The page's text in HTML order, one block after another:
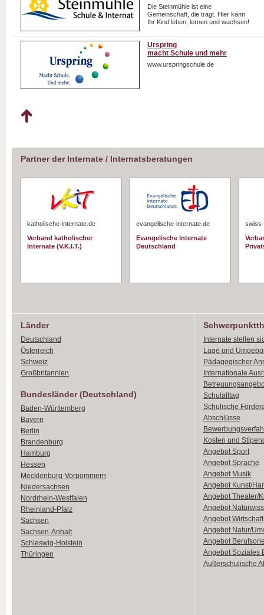
Die Steinmühle ist eine
Gemeinschaft, die trägt. Hier kann
Ihr Kind leben, lernen und wachsen!
Urspring
macht Schule und mehr
www.urspringschule.de
Partner der Internate / Internatsberatungen
katholische-internate.de
Verband katholischer
Internate (V.K.I.T.)
evangelische-internate.de
Evangelische Internate
Deutschland
Länder
Deutschland
Österreich
Schweiz
Großbritannien
Bundesländer (Deutschland)
Baden-Württemberg
Bayern
Berlin
Brandenburg
Hamburg
Hessen
Mecklenburg-Vorpommern
Niedersachsen
Nordrhein-Westfalen
Rheinland-Pfalz
Sachsen
Sachsen-Anhalt
Schleswig-Holstein
Thüringen
Internate stellen
Lage und
Pädagogischer
Internationale
Schulalltag
Schulische
Abschlüsse
Kosten und
Angebot Sport
Angebot Sprache
Angebot Musik
Angebot Kunst/
Angebot Theater/
Angebot
Angebot Wirtschaft
Angebot Natur/
Angebot
Angebot Soziales
Außerschulische